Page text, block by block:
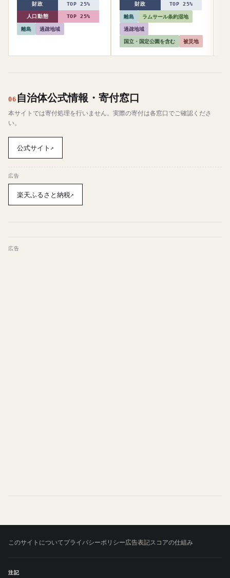
財政 TOP 25%
人口動態 TOP 25%
離島 過疎地域
財政 TOP 25%
離島
ラムサール条約湿地
過疎地域
国立・国定公園を含む
被災地
06 自治体公式情報・寄付窓口
本サイトでは寄付処理を行いません。実際の寄付は各窓口でご確認くださ
い。
公式サイト ↗
広告
楽天ふるさと納税↗
広告
このサイトについてプライバシーポリシー広告表記スコアの仕組み
注記